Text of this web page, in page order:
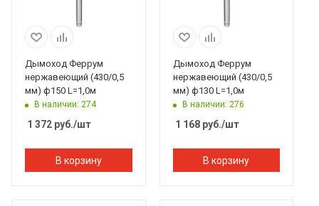
Дымоход Феррум
нержавеющий (430/0,5
мм) ф150 L=1,0м
В наличии: 274
1 372 руб./шт
В корзину
Дымоход Феррум
нержавеющий (430/0,5
мм) ф130 L=1,0м
В наличии: 276
1 168руб./шт
В корзину